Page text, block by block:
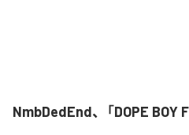
NmbDedEnd、「DOPE BOY